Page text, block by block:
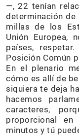
—, 22 tenían
determinación de
millas de los
Unión Europea,
países,
Posición Común
En el plenario
cómo es allí de
siquiera te deja
hacemos
caracteres,
proporcional
minutos y tú